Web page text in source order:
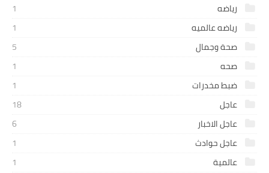
رياضه
1
رياضه عالميه
1
صحة وجمال
5
صحه
1
ضبط مخدرات
1
عاجل
18
عاجل الاخبار
6
عاجل حوادث
1
عالمية
1